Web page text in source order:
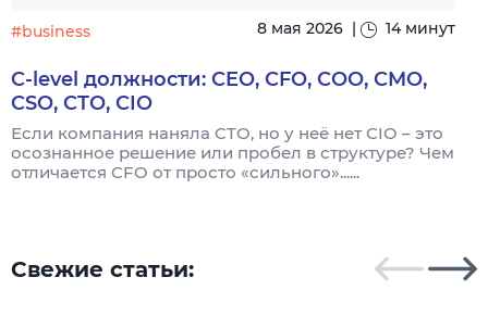
#business 8 мая 2026 | 14 минут
C-level должности: CEO, CFO, COO, CMO,
CSO, CTO, CIO
Если компания наняла CTO, но у неё нет CIO – это
осознанное решение или пробел в структуре? Чем
отличается CFO от просто «сильного»......
Свежие статьи: